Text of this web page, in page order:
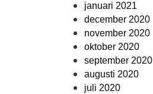
januari 2021
december 2020
november 2020
oktober 2020
september 2020
augusti 2020
juli 2020